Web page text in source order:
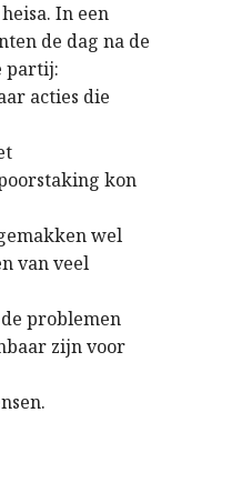
In een
de dag na de
partij:
acties die
kon
wel
van veel
problemen
zijn voor